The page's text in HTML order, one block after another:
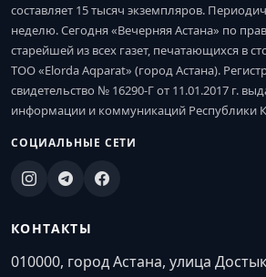
составляет 15 тысяч экземпляров.
неделю. Сегодня «Вечерняя Астана» по
старейшей из всех газет, печатающихся в
ТОО «Elorda Aqparat» (город Астана).
свидетельство № 16290-Г от 11.01.2017 г.
информации и коммуникаций Республики
СОЦИАЛЬНЫЕ СЕТИ
КОНТАКТЫ
010000, город Астана, улица